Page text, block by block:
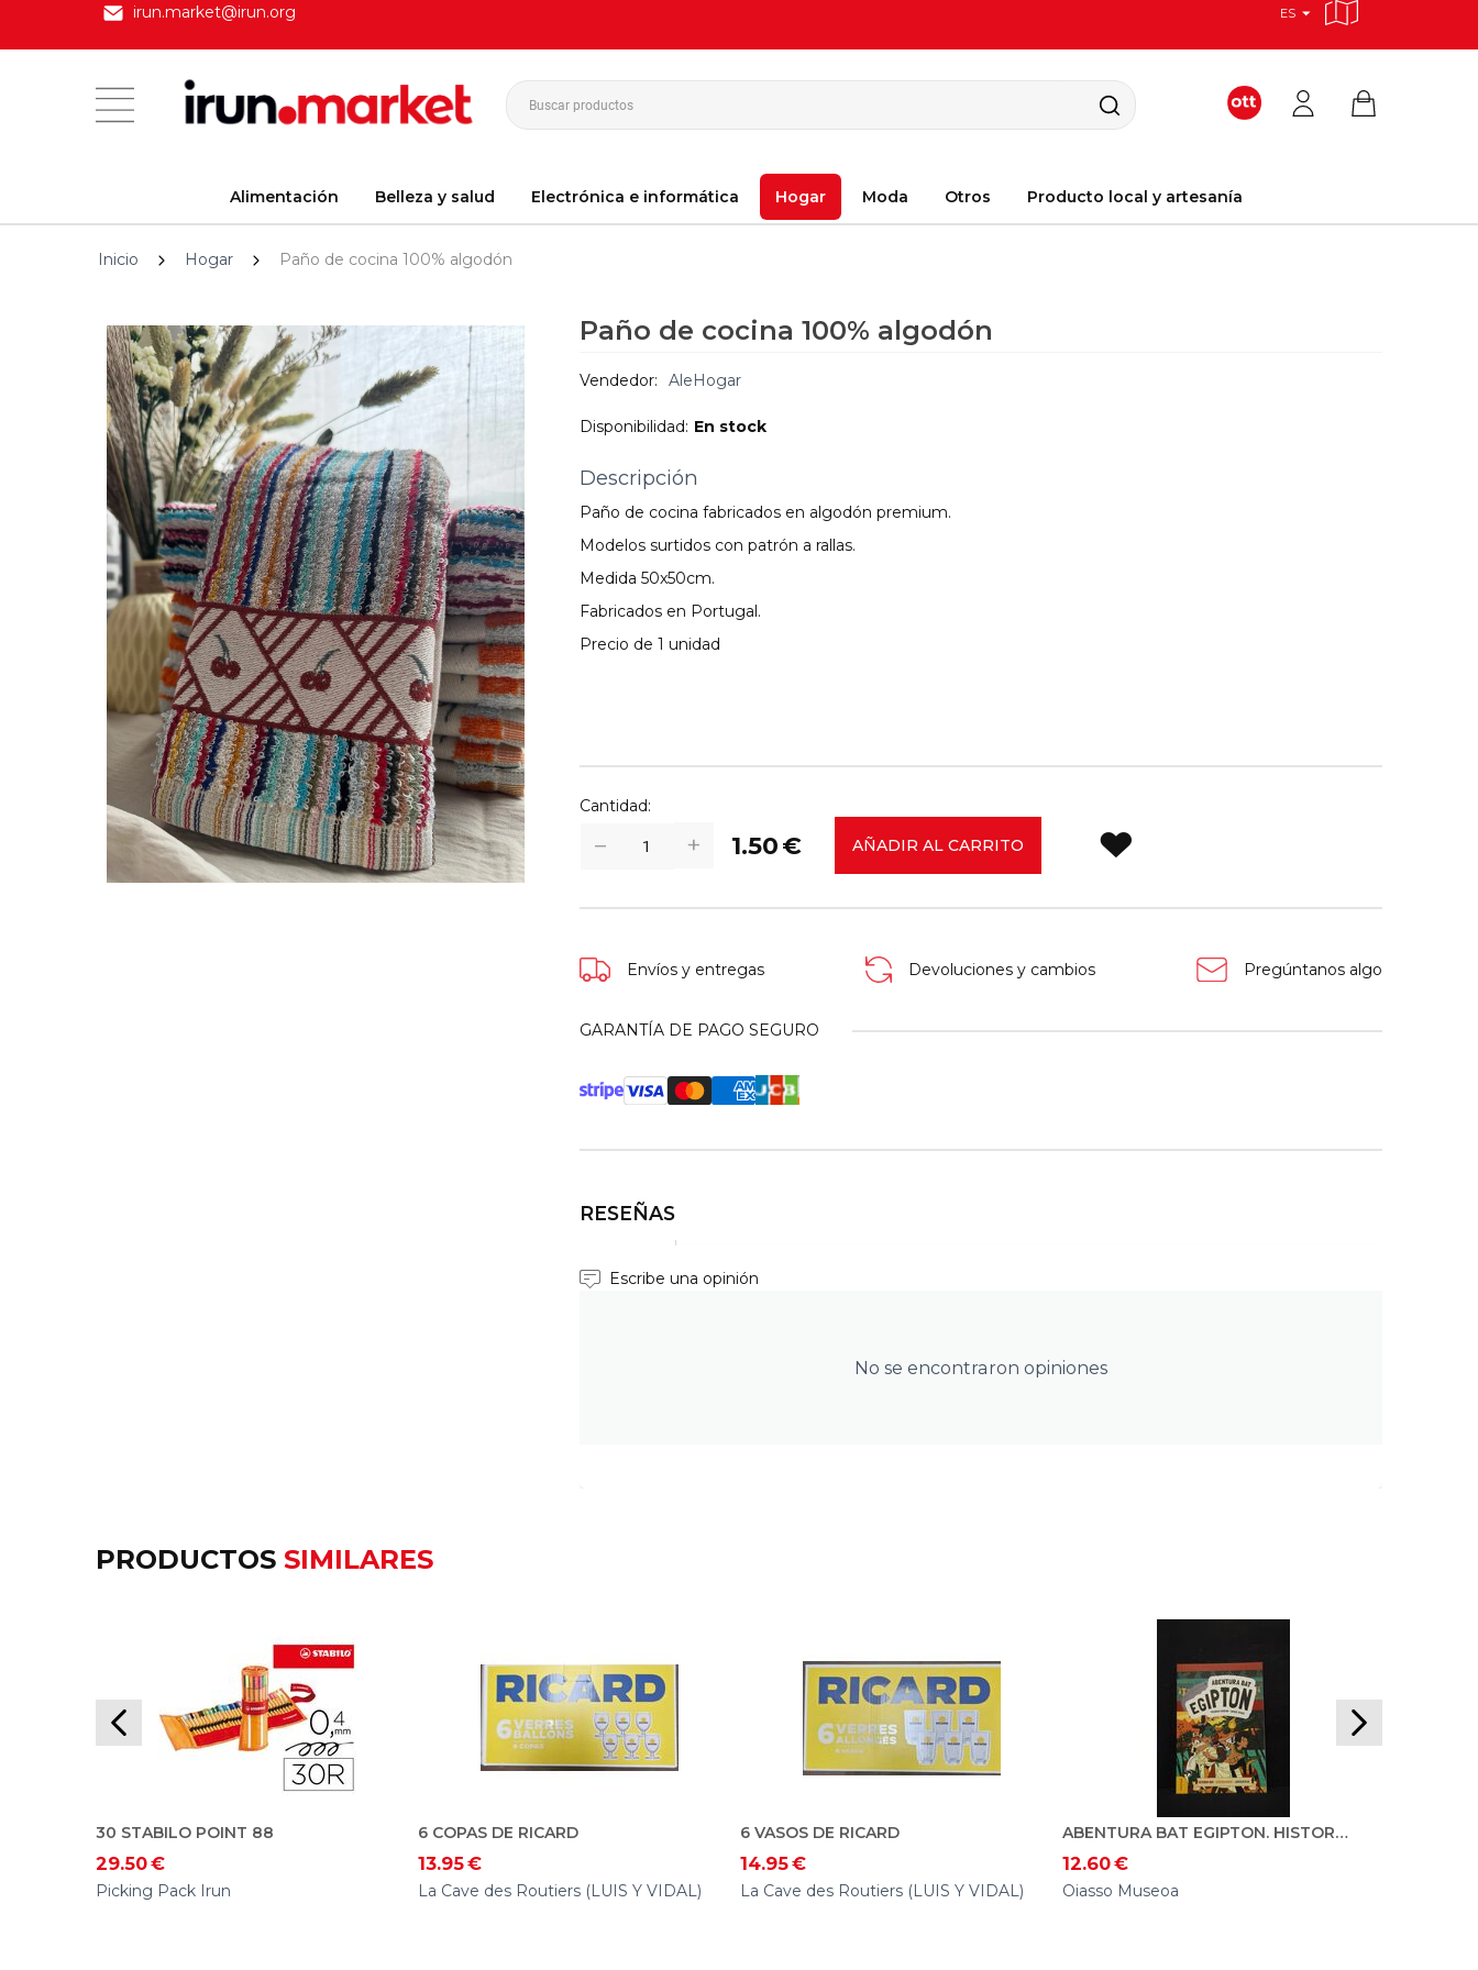
irun.market@irun.org ES
Alimentación Belleza y salud Electrónica e informática Hogar Moda Otros Producto local y artesanía
Inicio Hogar Paño de cocina 100% algodón
Paño de cocina 100% algodón
Vendedor: AleHogar
Disponibilidad: En stock
Descripción
Paño de cocina fabricados en algodón premium.
Modelos surtidos con patrón a rallas.
Medida 50x50cm.
Fabricados en Portugal.
Precio de 1 unidad
Cantidad:
+
− 1.50€ AÑADIR AL CARRITO
Envíos y entregas Devoluciones y cambios Pregúntanos algo
GARANTÍA DE PAGO SEGURO
RESEÑAS
No se encontraron opiniones
Escribe una opinión
PRODUCTOS SIMILARES
30 STABILO POINT 88
29.50€
Picking Pack Irun
6 COPAS DE RICARD
13.95€
La Cave des Routiers (LUIS Y VIDAL)
6 VASOS DE RICARD
14.95€
La Cave des Routiers (LUIS Y VIDAL)
ABENTURA BAT EGIPTON. HISTORIONAUTAK
12.60€
Oiasso Museoa